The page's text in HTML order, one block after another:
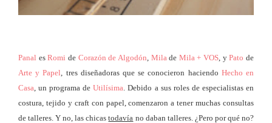
Panal esRomi de Corazón de Algodón Mila de Mila + VOS , yPato de
Arte y Papel , tres diseñadoras que se conocieron haciendo Hecho en
Casa , un programa deUtilísima . Debido a sus roles de especialistas en
costura, tejido y craft con papel, comenzaron a tener muchas consultas
de talleres. Y no, las chicastodavía no daban talleres. ¿Pero por qué no?